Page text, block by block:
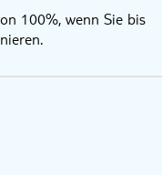
eine
für Ihre
100%, wenn Sie bis